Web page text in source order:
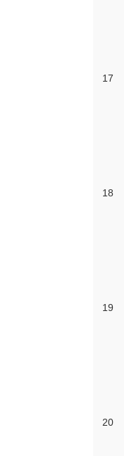
17
18
19
20